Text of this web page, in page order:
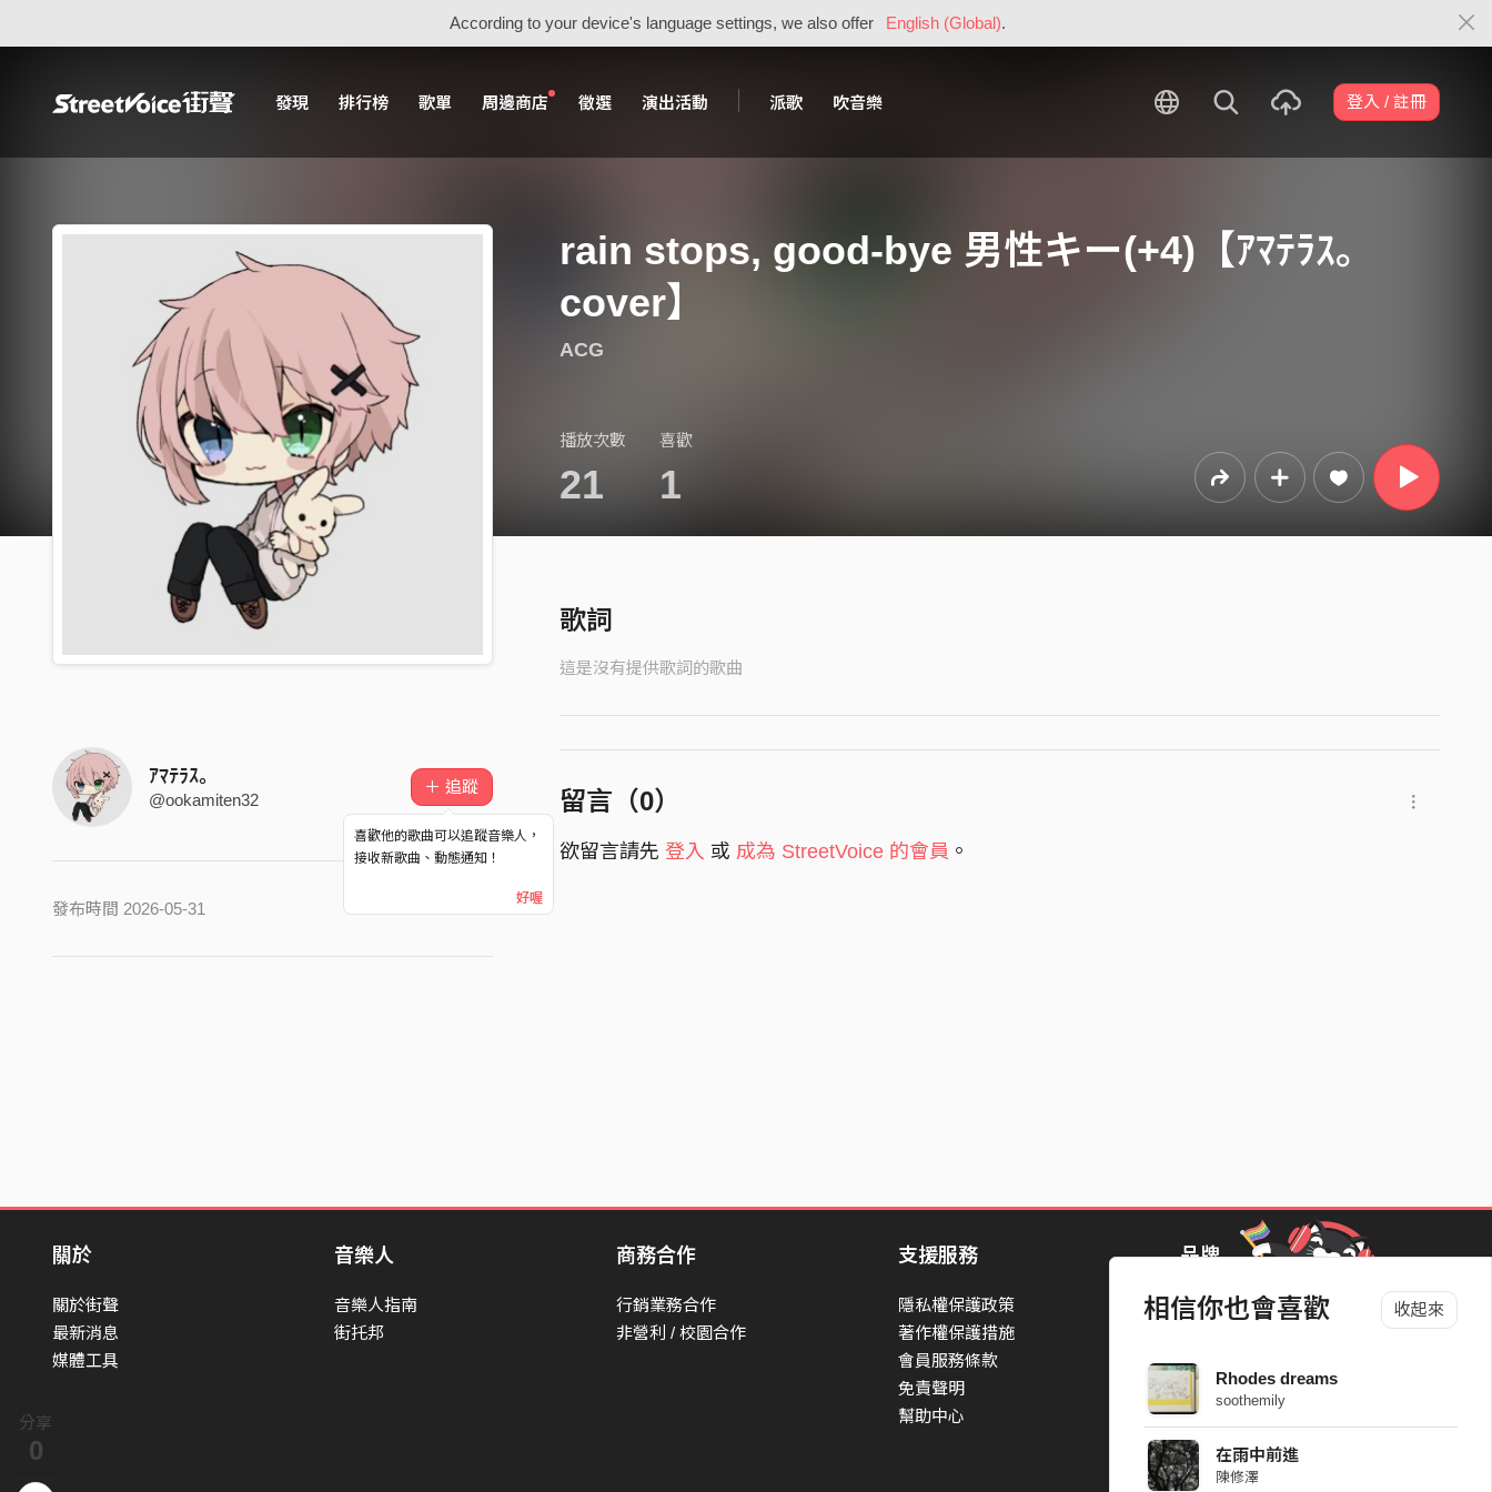
According to your device's language settings, we also offer English (Global).
發現 排行榜 歌單 周邊商店 徵選 演出活動 派歌 吹音樂 登入 / 註冊
分享
0
相信你也會喜歡 收起來
Rhodes dreams
soothemily
在雨中前進
陳修澤
rain stops, good-bye 男性キー(+4)【ｱﾏﾃﾗｽ｡
cover】
ACG
播放次數
21
喜歡
1
ｱﾏﾃﾗｽ｡
@ookamiten32
＋ 追蹤
喜歡他的歌曲可以追蹤音樂人，
接收新歌曲、動態通知！
好喔
發布時間 2026-05-31
歌詞
這是沒有提供歌詞的歌曲
留言（0）
欲留言請先 登入 或 成為 StreetVoice 的會員 。
關於
關於街聲
最新消息
媒體工具
音樂人
音樂人指南
街托邦
商務合作
行銷業務合作
非營利 / 校園合作
支援服務
隱私權保護政策
著作權保護措施
會員服務條款
免責聲明
幫助中心
品牌
StreetVoice Awards 街聲音樂獎
Blow 吹音樂
Packer 派歌
SimpleLife 簡單生活節
ParkPark Carnival
一起比 YEAH 吧